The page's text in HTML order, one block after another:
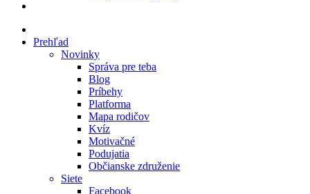
Prehľad
Novinky
Správa pre teba
Blog
Príbehy
Platforma
Mapa rodičov
Kvíz
Motivačné
Podujatia
Občianske združenie
Siete
Facebook